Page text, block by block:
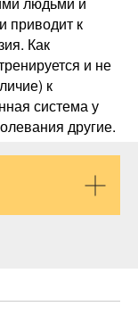
приводит к
Как
и не
к
система у
другие.